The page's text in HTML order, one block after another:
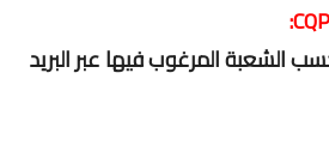
الشعبة المرغوب فيها عبر البريد